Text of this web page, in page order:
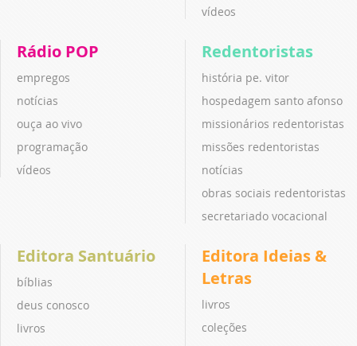
vídeos
Rádio POP
empregos
notícias
ouça ao vivo
programação
vídeos
Redentoristas
história pe. vitor
hospedagem santo afonso
missionários redentoristas
missões redentoristas
notícias
obras sociais redentoristas
secretariado vocacional
Editora Santuário
bíblias
deus conosco
livros
Editora Ideias &
Letras
livros
coleções